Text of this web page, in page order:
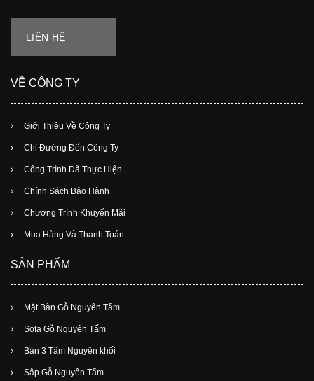
LIÊN HỆ
VỀ CÔNG TY
Giới Thiệu Về Công Ty
Chỉ Đường Đến Công Ty
Công Trình Đã Thực Hiện
Chính Sách Bảo Hành
Chương Trình Khuyến Mãi
Mua Hàng Và Thanh Toán
SẢN PHẨM
Mặt Bàn Gỗ Nguyên Tấm
Sofa Gỗ Nguyên Tấm
Bàn 3 Tấm Nguyên khối
Sập Gỗ Nguyên Tấm